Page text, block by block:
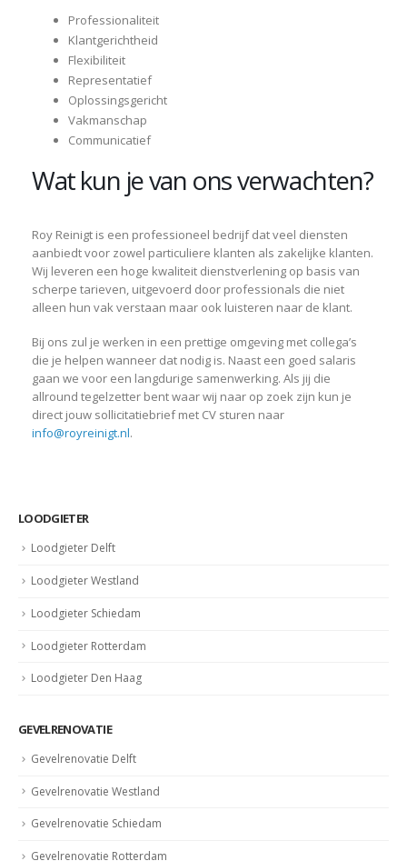
Professionaliteit
Klantgerichtheid
Flexibiliteit
Representatief
Oplossingsgericht
Vakmanschap
Communicatief
Wat kun je van ons verwachten?
Roy Reinigt is een professioneel bedrijf dat veel diensten
aanbiedt voor zowel particuliere klanten als zakelijke klanten.
Wij leveren een hoge kwaliteit dienstverlening op basis van
scherpe tarieven, uitgevoerd door professionals die niet
alleen hun vak verstaan maar ook luisteren naar de klant.
Bij ons zul je werken in een prettige omgeving met collega’s
die je helpen wanneer dat nodig is. Naast een goed salaris
gaan we voor een langdurige samenwerking. Als jij die
allround tegelzetter bent waar wij naar op zoek zijn kun je
direct jouw sollicitatiebrief met CV sturen naar
info@royreinigt.nl.
LOODGIETER
Loodgieter Delft
Loodgieter Westland
Loodgieter Schiedam
Loodgieter Rotterdam
Loodgieter Den Haag
GEVELRENOVATIE
Gevelrenovatie Delft
Gevelrenovatie Westland
Gevelrenovatie Schiedam
Gevelrenovatie Rotterdam